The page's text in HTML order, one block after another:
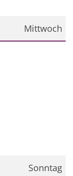
Mittwoch
Sonntag